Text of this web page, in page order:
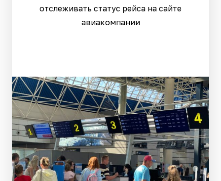
отслеживать статус рейса на сайте
авиакомпании